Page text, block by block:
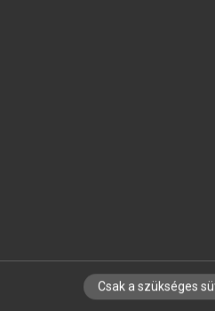
IRATKOZZ FEL
Csak a szükséges